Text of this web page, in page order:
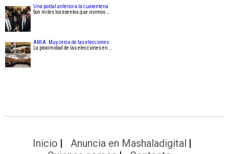
Una postal anterior a la cuarentena
Son miles los eventos que vivimos …
AMIA. Muy cerca de las elecciones
La proximidad de las elecciones en …
Inicio
Anuncia en Mashaladigital